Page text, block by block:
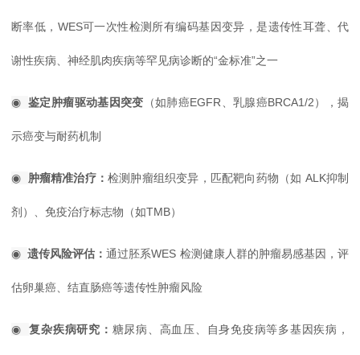
断率低，WES可一次性检测所有编码基因变异，是遗传性耳聋、代
谢性疾病、神经肌肉疾病等罕见病诊断的“金标准”之一
◉鉴定肿瘤驱动基因突变 （如肺癌EGFR、乳腺癌BRCA1/2），揭
示癌变与耐药机制
◉ 肿瘤精准治疗：检测肿瘤组织变异，匹配靶向药物（如 ALK抑制
剂）、免疫治疗标志物（如TMB）
◉遗传风险评估：通过胚系WES 检测健康人群的肿瘤易感基因，评
估卵巢癌、结直肠癌等遗传性肿瘤风险
◉复杂疾病研究： 糖尿病、高血压、自身免疫病等多基因疾病，